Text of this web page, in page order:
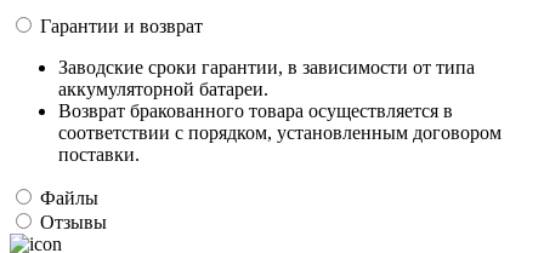
Гарантии и возврат
Заводские сроки гарантии, в зависимости от типа
аккумуляторной батареи.
Возврат бракованного товара осуществляется в
соответствии с порядком, установленным договором
поставки.
Файлы
Отзывы